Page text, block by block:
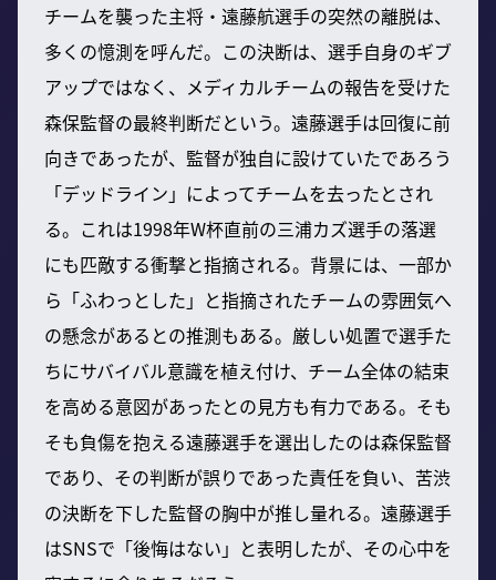
チームを襲った主将・遠藤航選手の突然の離脱は、
多くの憶測を呼んだ。この決断は、選手自身のギブ
アップではなく、メディカルチームの報告を受けた
森保監督の最終判断だという。遠藤選手は回復に前
向きであったが、監督が独自に設けていたであろう
「デッドライン」によってチームを去ったとされ
る。これは1998年W杯直前の三浦カズ選手の落選
にも匹敵する衝撃と指摘される。背景には、一部か
ら「ふわっとした」と指摘されたチームの雰囲気へ
の懸念があるとの推測もある。厳しい処置で選手た
ちにサバイバル意識を植え付け、チーム全体の結束
を高める意図があったとの見方も有力である。そも
そも負傷を抱える遠藤選手を選出したのは森保監督
であり、その判断が誤りであった責任を負い、苦渋
の決断を下した監督の胸中が推し量れる。遠藤選手
はSNSで「後悔はない」と表明したが、その心中を